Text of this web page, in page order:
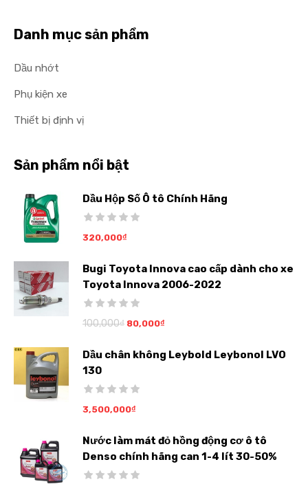
Danh mục sản phẩm
Dầu nhớt
Phụ kiện xe
Thiết bị định vị
Sản phẩm nổi bật
Dầu Hộp Số Ô tô Chính Hãng
320,000₫
Bugi Toyota Innova cao cấp dành cho xe
Toyota Innova 2006-2022
100,000₫ 80,000₫
Dầu chân không Leybold Leybonol LVO
130
3,500,000₫
Nước làm mát đỏ hồng động cơ ô tô
Denso chính hãng can 1-4 lít 30-50%